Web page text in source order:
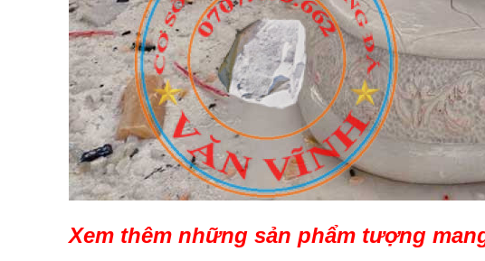
Xem thêm những sản phẩm tượng